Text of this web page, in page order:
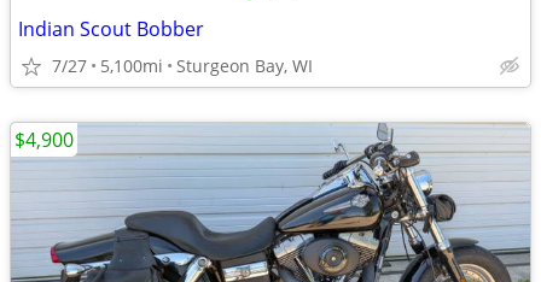
Indian Scout Bobber
7/27 5,100mi Sturgeon Bay, WI
$4,900